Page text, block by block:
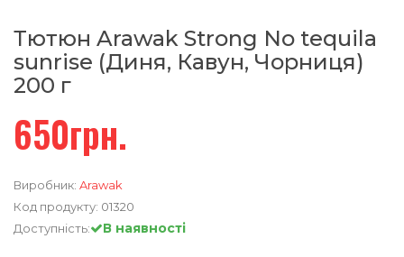
Тютюн Arawak Strong No tequila
sunrise (Диня, Кавун, Чорниця)
200 г
650грн.
Виробник: Arawak
Код продукту: 01320
Доступність:
В наявності